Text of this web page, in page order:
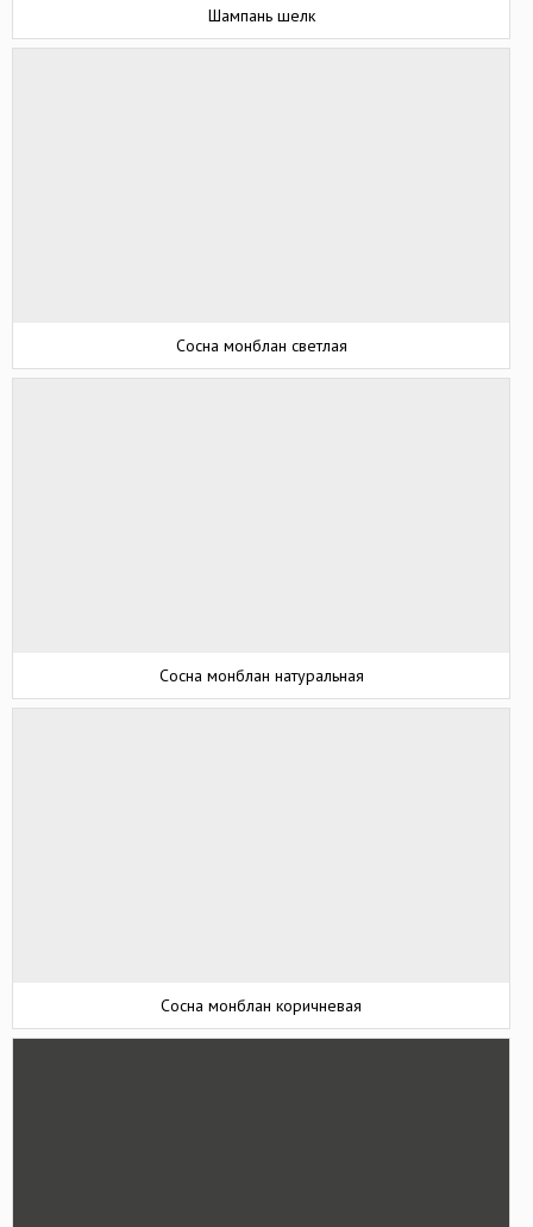
Шампань шелк
Сосна монблан светлая
Сосна монблан натуральная
Сосна монблан коричневая